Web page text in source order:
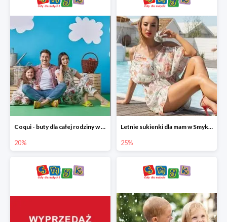
Coqui - buty dla całej rodziny w Smyku do -20%
20%
Letnie sukienki dla mam w Smyku do -25%
25%